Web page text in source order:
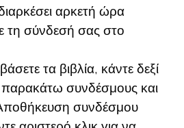
αρκετή ώρα
τη σύνδεσή σας στο
τα βιβλία, κάντε δεξί
παρακάτω συνδέσμους και
συνδέσμου